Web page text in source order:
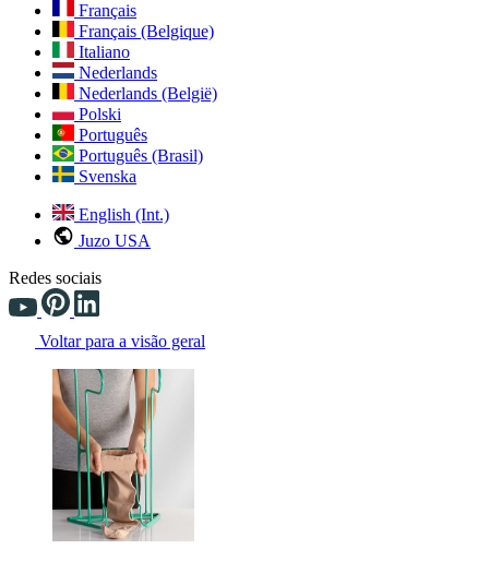
Français
Français (Belgique)
Italiano
Nederlands
Nederlands (België)
Polski
Português
Português (Brasil)
Svenska
English (Int.)
Juzo USA
Redes sociais
Voltar para a visão geral